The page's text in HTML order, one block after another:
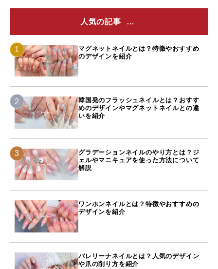
人気の記事
マグネットネイルとは？特徴やおすすめ
のデザインを紹介
韓国発のフラッシュネイルとは？おすす
めのデザインやマグネットネイルとの違
いを紹介
グラデーションネイルのやり方とは？ジ
ェルやマニキュアを使った方法について
解説
ワンホンネイルとは？特徴やおすすめの
デザインを紹介
バレリーナネイルとは？人気のデザイン
や爪の削り方を紹介